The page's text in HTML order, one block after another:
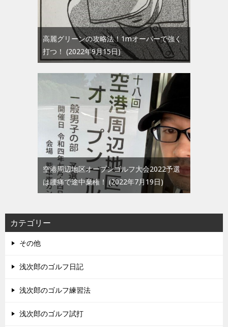
高麗グリーンの攻略法！1mオーバーで強く
打つ！
2022年9月15日
空港周辺地区オープンゴルフ大会2022予選
は腰痛で途中棄権！ 2022年7月19日
カテゴリー
その他
浅次郎のゴルフ日記
浅次郎のゴルフ練習法
浅次郎のゴルフ試打